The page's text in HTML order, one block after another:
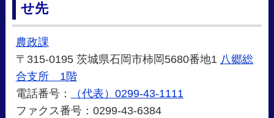
せ先
農政課
〒315-0195 茨城県石岡市柿岡5680番地1 八郷総
合支所 1階
電話番号：
（代表）0299-43-1111
ファクス番号：0299-43-6384